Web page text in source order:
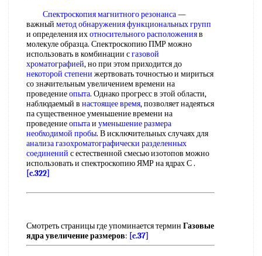
Спектроскопия магнитного резонанса—
важный метод обнаружения функциональных групп
и определения ихотносительного расположенияв
молекуле образца. Спектроскопию ПМР можно
использовать в комбинации сгазовой
хроматографией, но при этом приходится до
некоторой степени жертвовать точностью и мириться
со значительным увеличением времени на
проведениеопыта. Однако прогресс в этой области,
наблюдаемый в настоящее время, позволяет надеяться
па существенное уменьшение времени на
проведениеопытаи уменьшение размера
необходимой пробы. В исключительных случаях для
анализа газохроматографически разделенных
соединений с естественной смесью изотопов можно
использовать и спектроскопию ЯМР на ядрах С .
[c.322]
Смотреть страницы где упоминается термин Газовые
ядра увеличение размеров: [c.37]